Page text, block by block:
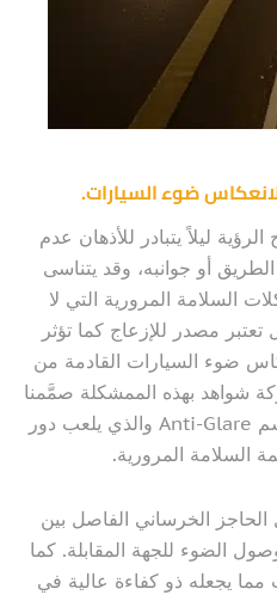
ضوء السيارات.
ليلاً يتبادر للأذهان عدم
أو جوانبه، وقد يتناسى
السلامة المرورية التي لا
مصدر للإزعاج كما تؤثر
ضوء السيارات القادمة من
شواهد بهذه الممشكلة صمَّمنا
والمعروف أيضًا باسم Anti-Glare والذي يلعب دور
السلامة المرورية.
الخرساني الفاصل بين
الضوء للجهة المقابلة. كما
يجعله ذو كفاءة عالية في